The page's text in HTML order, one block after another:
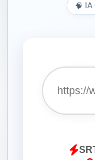
🧠 IA